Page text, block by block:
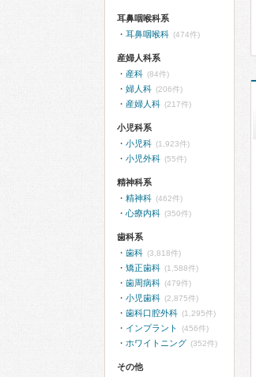
耳鼻咽喉科系
耳鼻咽喉科 (474件)
産婦人科系
産科 (84件)
婦人科 (206件)
産婦人科 (217件)
小児科系
小児科 (1,923件)
小児外科 (55件)
精神科系
精神科 (462件)
心療内科 (350件)
歯科系
歯科 (3,818件)
矯正歯科 (1,588件)
歯周病科 (479件)
小児歯科 (2,875件)
歯科口腔外科 (1,295件)
インプラント (456件)
ホワイトニング (352件)
その他